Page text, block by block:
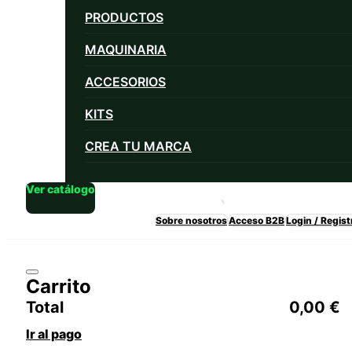
PRODUCTOS
MAQUINARIA
ACCESORIOS
KITS
CREA TU MARCA
Ver catálogo
Sobre nosotrosAcceso B2BLogin /
Carrito
Total 0,00 €
Ir al pago